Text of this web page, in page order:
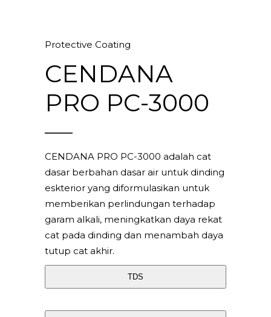
Protective Coating
CENDANA
PRO PC-3000
CENDANA PRO PC-3000 adalah cat
dasar berbahan dasar air untuk dinding
eskterior yang diformulasikan untuk
memberikan perlindungan terhadap
garam alkali, meningkatkan daya rekat
cat pada dinding dan menambah daya
tutup cat akhir.
TDS